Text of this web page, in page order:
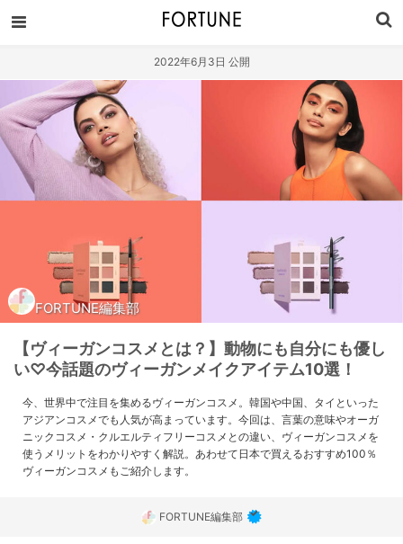
2022年6月3日 公開
FORTUNE編集部
【ヴィーガンコスメとは？】動物にも自分にも優し
い♡今話題のヴィーガンメイクアイテム10選！
今、世界中で注目を集めるヴィーガンコスメ。韓国や中国、タイといった
アジアンコスメでも人気が高まっています。今回は、言葉の意味やオーガ
ニックコスメ・クルエルティフリーコスメとの違い、ヴィーガンコスメを
使うメリットをわかりやすく解説。あわせて日本で買えるおすすめ100％
ヴィーガンコスメもご紹介します。
FORTUNE編集部